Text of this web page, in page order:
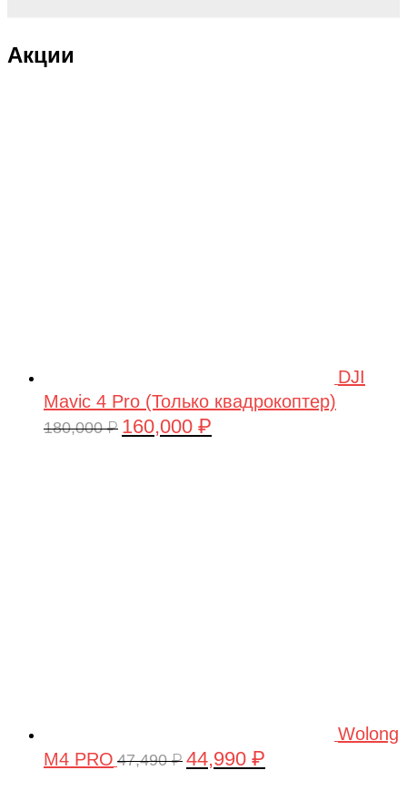
Акции
DJI
Mavic 4 Pro (Только квадрокоптер)
180,000₽ Первоначальная
160,000 ₽
Wolong
M4 PRO 47,490₽ Первоначальная
44,990 ₽